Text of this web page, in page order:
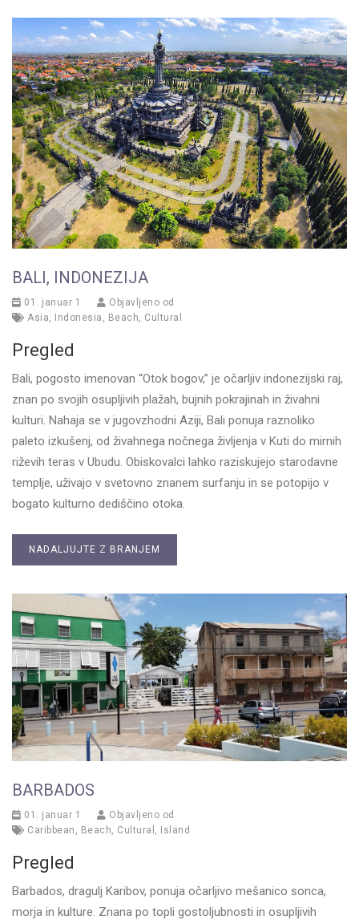
BALI, INDONEZIJA
01. januar 1
Objavljeno od
Asia
Indonesia Beach Cultural
Pregled
Bali, pogosto imenovan “Otok bogov,” je očarljiv indonezijski raj,
znan po svojih osupljivih plažah, bujnih pokrajinah in živahni
kulturi. Nahaja se v jugovzhodni Aziji, Bali ponuja raznoliko
paleto izkušenj, od živahnega nočnega življenja v Kuti do mirnih
riževih teras v Ubudu. Obiskovalci lahko raziskujejo starodavne
templje, uživajo v svetovno znanem surfanju in se potopijo v
bogato kulturno dediščino otoka.
NADALJUJTE Z BRANJEM
BARBADOS
01. januar 1
Objavljeno od
Caribbean
Beach Cultural Island
Pregled
Barbados, dragulj Karibov, ponuja očarljivo mešanico sonca,
morja in kulture. Znana po topli gostoljubnosti in osupljivih